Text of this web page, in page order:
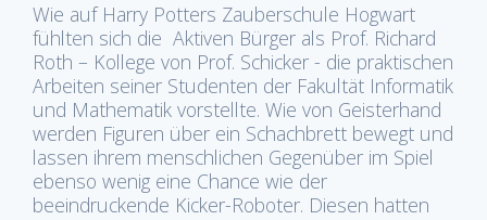
Wie auf Harry Potters Zauberschule Hogwart
fühlten sich die Aktiven Bürger als Prof. Richard
Roth – Kollege von Prof. Schicker - die praktischen
Arbeiten seiner Studenten der Fakultät Informatik
und Mathematik vorstellte. Wie von Geisterhand
werden Figuren über ein Schachbrett bewegt und
lassen ihrem menschlichen Gegenüber im Spiel
ebenso wenig eine Chance wie der
beeindruckende Kicker-Roboter. Diesen hatten